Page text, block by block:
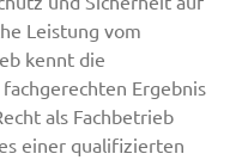
Leistung vom
kennt die
Ergebnis
als Fachbetrieb
einer qualifizierten